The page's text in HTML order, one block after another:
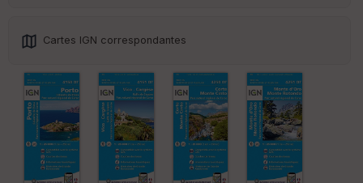
Cartes IGN correspondantes